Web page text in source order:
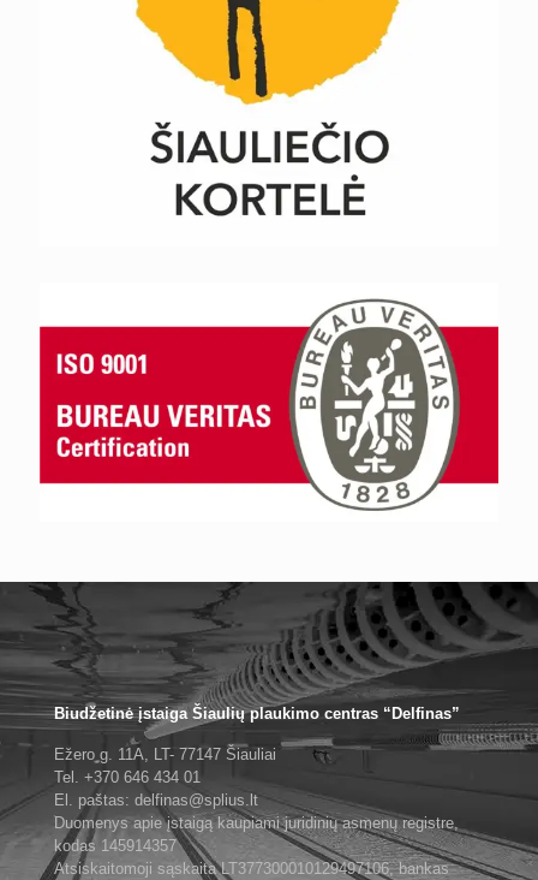
Biudžetinė įstaiga Šiaulių plaukimo centras “Delfinas”
Ežero g. 11A, LT- 77147 Šiauliai
Tel. +370 646 434 01
El. paštas: delfinas@splius.lt
Duomenys apie įstaigą kaupiami juridinių asmenų registre,
kodas 145914357
Atsiskaitomoji sąskaita LT377300010129497106, bankas